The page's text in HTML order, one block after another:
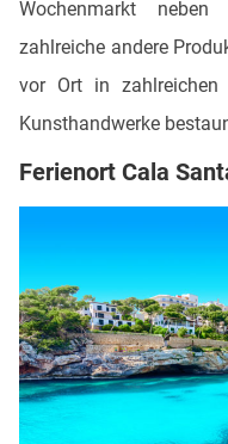
Wochenmarkt
zahlreiche andere
vor Ort in zahlreichen
Kunsthandwerke
Ferienort Cala